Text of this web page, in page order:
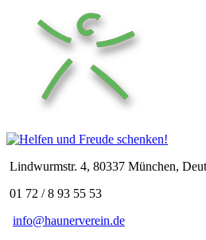
Lindwurmstr. 4, 80337 München,
01 72 / 8 93 55 53
info@haunerverein.de